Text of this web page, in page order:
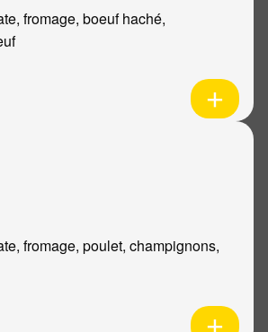
fromage, boeuf haché,
fromage, poulet, champignons,